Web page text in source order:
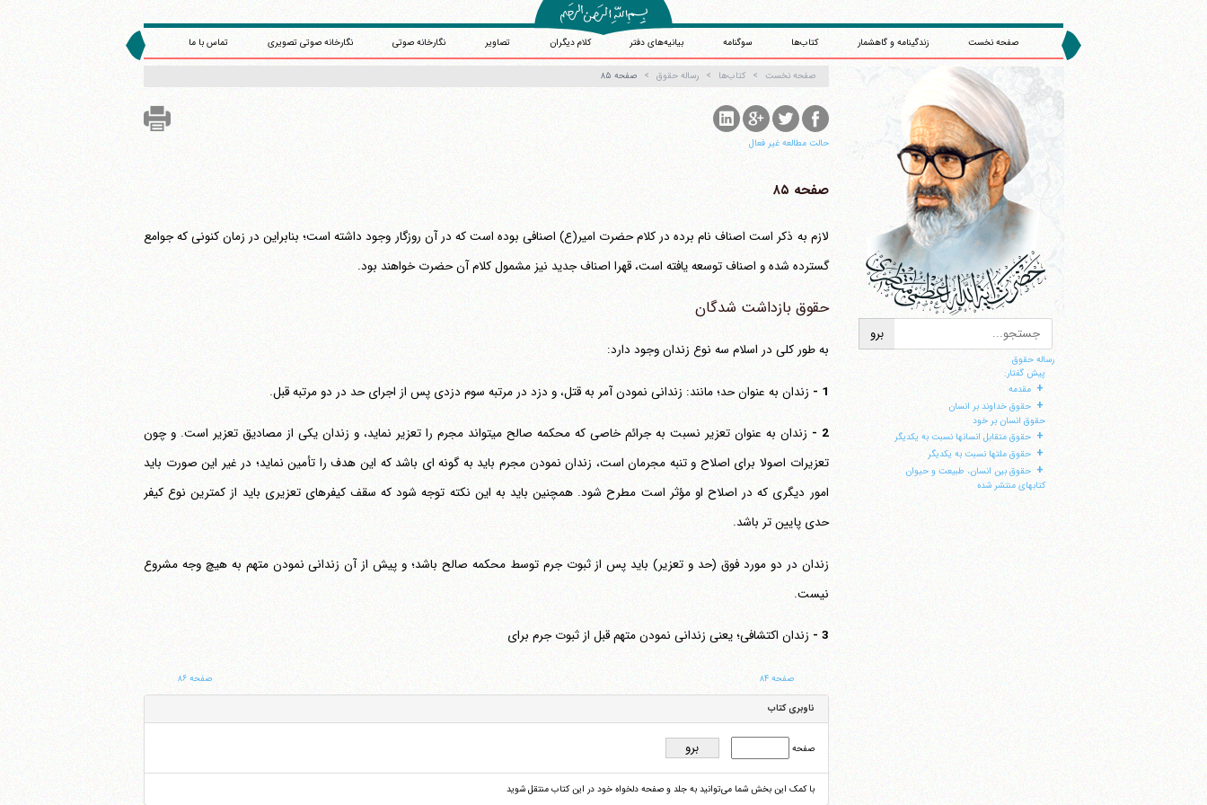
صفحه نخست زندگینامه و گاهشمار کتاب‌ها سوگنامه بیانیه‌های دفتر کلام دیگران تصاویر نگارخانه صوتی نگارخانه صوتی تصویری تماس با ما
رساله حقوق
پیش گفتار:
+ مقدمه
+ حقوق خداوند بر انسان
حقوق انسان بر خود
+ حقوق متقابل انسانها نسبت به یکدیگر
+ حقوق ملتها نسبت به یکدیگر
+ حقوق بین انسان، طبیعت و حیوان
کتابهای منتشر شده
صفحه نخست کتاب‌ها رساله حقوق صفحه ۸۵
حالت مطالعه غیر فعال
صفحه ۸۵
لازم به ذکر است اصناف نام برده در کلام حضرت امیر(ع) اصنافی بوده است که در آن روزگار وجود داشته است؛ بنابراین در زمان کنونی که جوامع
گسترده شده و اصناف توسعه یافته است، قهرا اصناف جدید نیز مشمول کلام آن حضرت خواهند بود.
حقوق بازداشت شدگان
به طور کلی در اسلام سه نوع زندان وجود دارد:
1 - زندان به عنوان حد؛ مانند: زندانی نمودن آمر به قتل، و دزد در مرتبه سوم دزدی پس از اجرای حد در دو مرتبه قبل.
2 -
زندان به عنوان تعزیر نسبت به جرائم خاصی که محکمه صالح می‎تواند مجرم را تعزیر نماید، و زندان یکی از مصادیق تعزیر است. و چون
تعزیرات اصولا برای اصلاح و تنبه مجرمان است، زندان نمودن مجرم باید به گونه ای باشد که این هدف را تأمین نماید؛ در غیر این صورت باید
امور دیگری که در اصلاح او مؤثر است مطرح شود. همچنین باید به این نکته توجه شود که سقف کیفرهای تعزیری باید از کمترین نوع کیفر
حدی پایین تر باشد.
زندان در دو مورد فوق (حد و تعزیر) باید پس از ثبوت جرم توسط محکمه صالح باشد؛ و پیش از آن زندانی نمودن متهم به هیچ وجه مشروع
نیست.
3 - زندان اکتشافی؛ یعنی زندانی نمودن متهم قبل از ثبوت جرم برای
صفحه ۸۴ صفحه ۸۶
ناوبری کتاب
صفحه
با کمک این بخش شما می‌توانید به جلد و صفحه دلخواه خود در این کتاب منتقل شوید
آیت‌الله منتظری
وب سایت رسمی آیت‌الله منتظری
ایران
، میدان مصلّی، بلوار شهید محمّد منتظری، كوچه شماره ٨ کد پستی: 3713744381
فکس37740015-25-98+